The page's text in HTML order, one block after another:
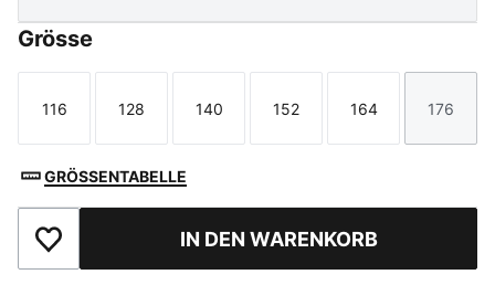
Grösse
Größe
116
Größe
128
Größe
140
Größe
152
Größe
164
Größe
176
GRÖSSENTABELLE
Zu Favoriten hinzufügenIN DEN WARENKORB